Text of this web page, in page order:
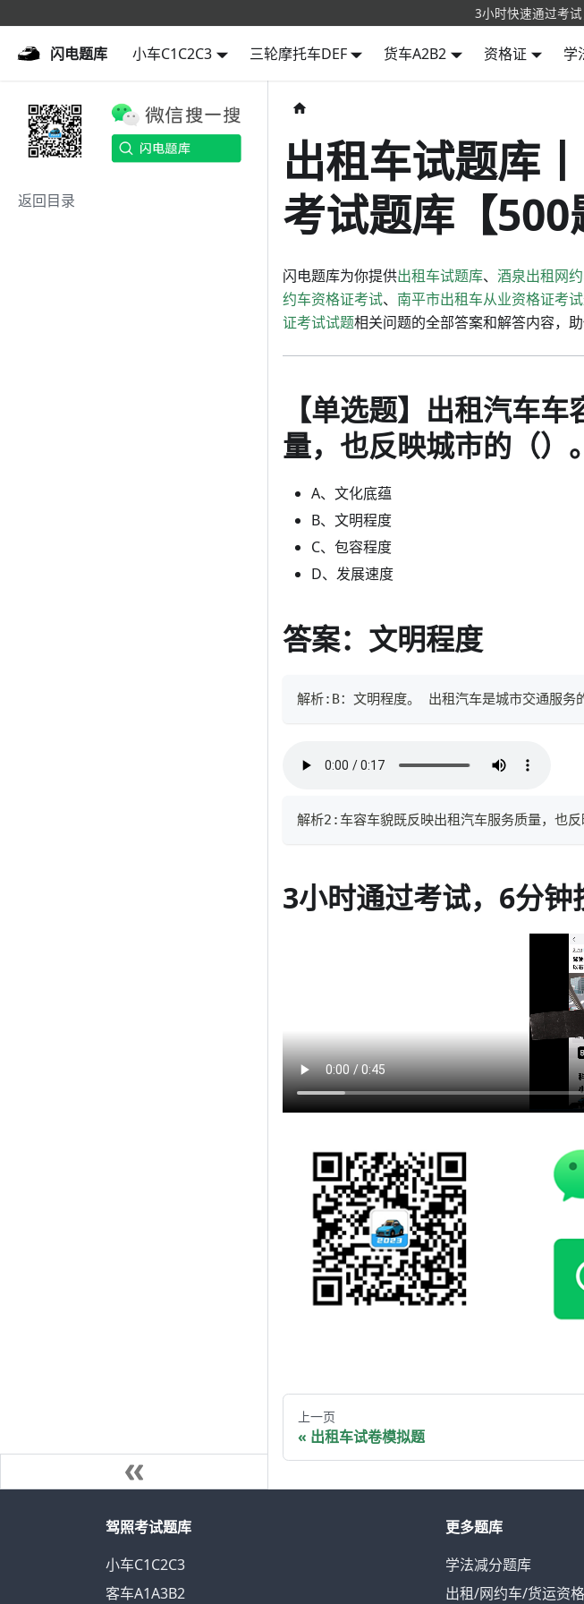
3小时快速通过考试
闪电题库 小车C1C2C3 三轮摩托车DEF 货车A2B2 资格证 学
闪电题库
返回目录
出租车试题库
考试题库【
闪电题库为你提供出租车试题库、 酒泉出租网
约车资格证考试、 南平市出租车从业资格证考
证考试试题相关问题的全部答案和解答内容，
【单选题】出租汽车
量，也反映城市的（）。
A、文化底蕴
B、文明程度
C、包容程度
D、发展速度
答案：文明程度
解析:B：文明程度。 出租汽车是城市交通服务
解析2:车容车貌既反映出租汽车服务质量，也反
3小时通过考试，6分钟
上一页
出租车试卷模拟题
驾照考试题库
小车C1C2C3
客车A1A3B2
更多题库
学法减分题库
出租/网约车/货运资